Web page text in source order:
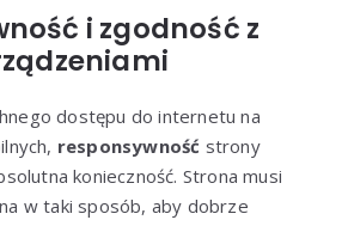
i zgodność z
dostępu do internetu na
responsywność strony
konieczność. Strona musi
w taki sposób, aby dobrze